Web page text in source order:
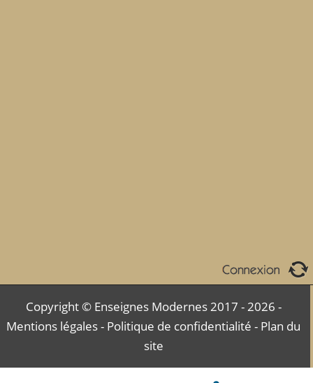
Copyright © Enseignes Modernes 2017 - 2026 -
Mentions légales- Politique de confidentialité - Plan du
site